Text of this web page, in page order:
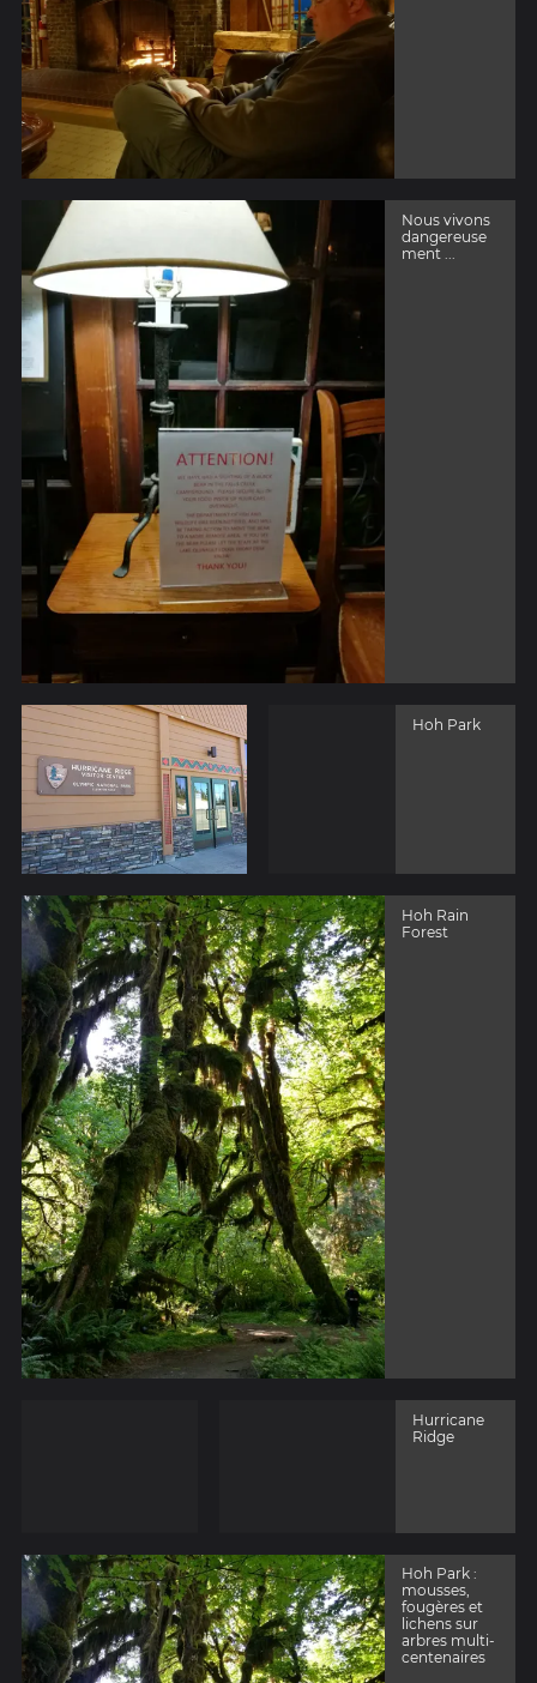
Nous vivons
dangereuse
ment ...
Hoh Park
Hoh Rain
Forest
Hurricane
Ridge
Hoh Park :
mousses,
fougères et
lichens sur
arbres multi-
centenaires